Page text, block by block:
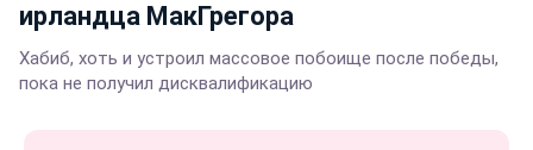
ирландца МакГрегора
Хабиб, хоть и устроил массовое побоище после победы,
пока не получил дисквалификацию